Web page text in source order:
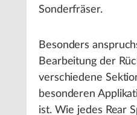
Sonderfräser.
Besonders
Bearbeitung der
verschiedene
besonderen
ist. Wie jedes Rear